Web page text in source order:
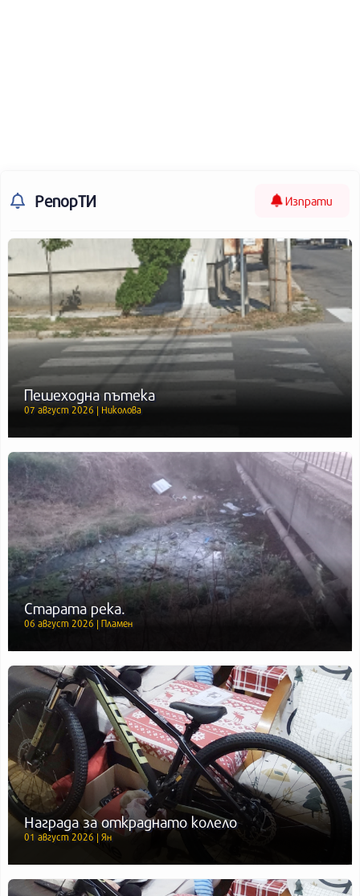
РепорТИ Изпрати
Пешеходна пътека
07 август 2026 | Николова
Старата река.
06 август 2026 | Пламен
Награда за откраднато колело
01 август 2026 | Ян